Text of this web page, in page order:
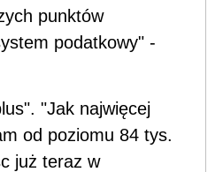
punktów
podatkowy" -
"Jak najwięcej
od poziomu 84 tys.
już teraz w